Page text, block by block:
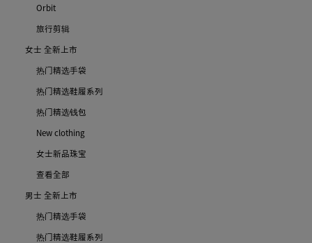
Orbit
旅行剪辑
女士 全新上市
热门精选手袋
热门精选鞋履系列
热门精选钱包
New clothing
女士新品珠宝
查看全部
男士 全新上市
热门精选手袋
热门精选鞋履系列